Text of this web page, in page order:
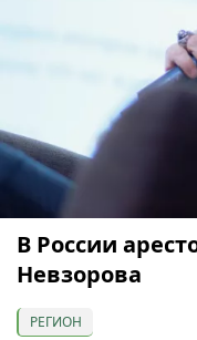
В России
Невзорова
РЕГИОН